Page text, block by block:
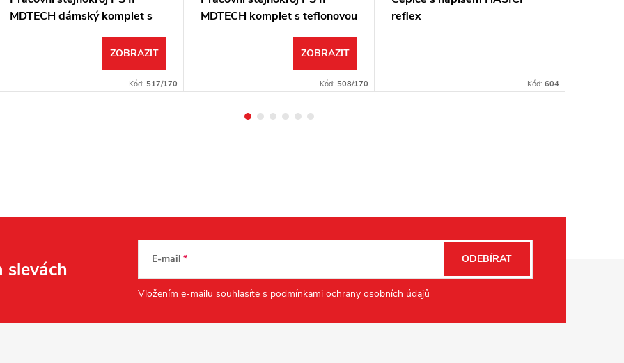
MDTECH dámský komplet s
ZOBRAZIT
Kód: 517/170
MDTECH komplet s teflonovou
ZOBRAZIT
Kód: 508/170
reflex
Kód: 604
slevách E-mail
Vložením e-mailu souhlasíte s podmínkami ochrany osobních údajů
ODEBÍRAT